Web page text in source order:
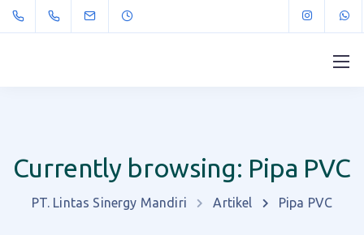
Currently browsing: Pipa PVC
PT. Lintas Sinergy Mandiri Artikel Pipa PVC